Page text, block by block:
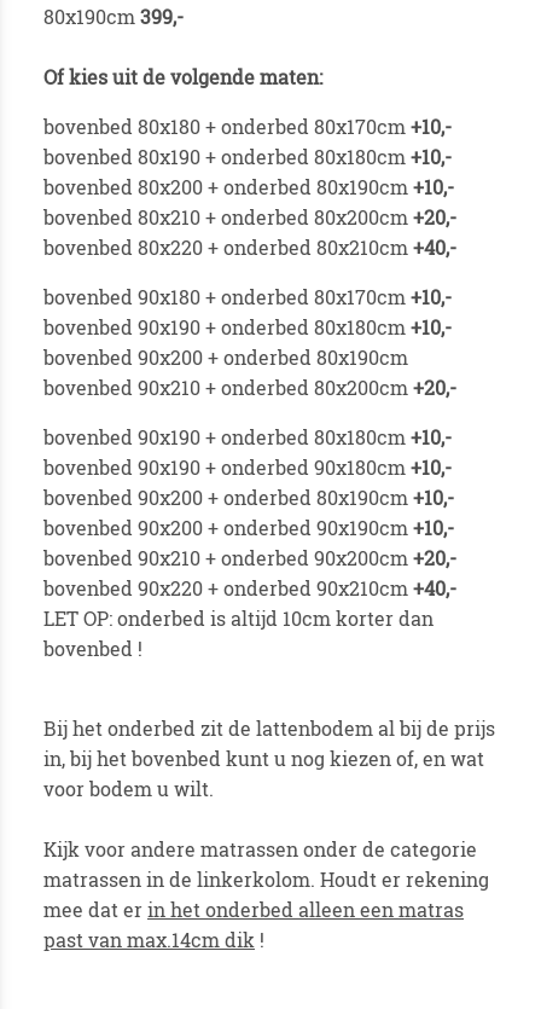
80x190cm 399,-
Of kies uit de volgende maten:
bovenbed 80x180 + onderbed 80x170cm +10,-
bovenbed 80x190 + onderbed 80x180cm +10,-
bovenbed 80x200 + onderbed 80x190cm +10,-
bovenbed 80x210 + onderbed 80x200cm +20,-
bovenbed 80x220 + onderbed 80x210cm +40,-
bovenbed 90x180 + onderbed 80x170cm +10,-
bovenbed 90x190 + onderbed 80x180cm +10,-
bovenbed 90x200 + onderbed 80x190cm
bovenbed 90x210 + onderbed 80x200cm +20,-
bovenbed 90x190 + onderbed 80x180cm +10,-
bovenbed 90x190 + onderbed 90x180cm +10,-
bovenbed 90x200 + onderbed 80x190cm +10,-
bovenbed 90x200 + onderbed 90x190cm +10,-
bovenbed 90x210 + onderbed 90x200cm +20,-
bovenbed 90x220 + onderbed 90x210cm +40,-
LET OP: onderbed is altijd 10cm korter dan
bovenbed !
Bij het onderbed zit de lattenbodem al bij de prijs
in, bij het bovenbed kunt u nog kiezen of, en wat
voor bodem u wilt.
Kijk voor andere matrassen onder de categorie
matrassen in de linkerkolom. Houdt er rekening
mee dat erin het onderbed alleen een matras
past van max.14cm dik !